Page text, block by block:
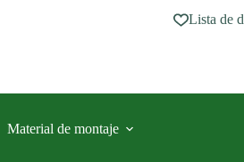
Lista de
Material de montaje